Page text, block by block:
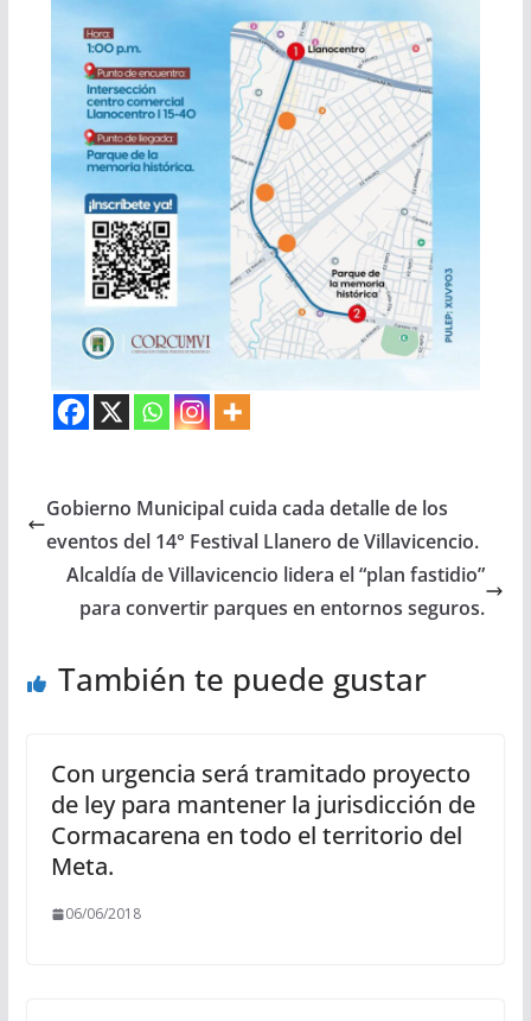
Gobierno Municipal cuida cada detalle de los
eventos del 14° Festival Llanero de Villavicencio.
Alcaldía de Villavicencio lidera el “plan fastidio”
para convertir parques en entornos seguros.
También te puede gustar
Con urgencia será tramitado proyecto
de ley para mantener la jurisdicción de
Cormacarena en todo el territorio del
Meta.
06/06/2018